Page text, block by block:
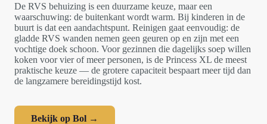
De RVS behuizing is een duurzame keuze, maar een
waarschuwing: de buitenkant wordt warm. Bij kinderen in de
buurt is dat een aandachtspunt. Reinigen gaat eenvoudig: de
gladde RVS wanden nemen geen geuren op en zijn met een
vochtige doek schoon. Voor gezinnen die dagelijks soep willen
koken voor vier of meer personen, is de Princess XL de meest
praktische keuze — de grotere capaciteit bespaart meer tijd dan
de langzamere bereidingstijd kost.
Bekijk op Bol →